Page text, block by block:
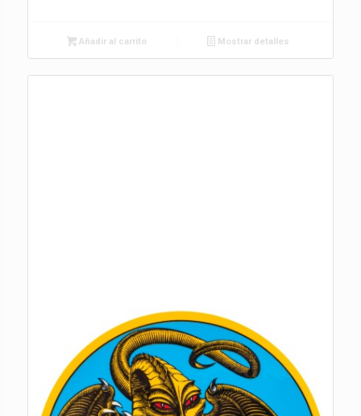
Añadir al carrito Mostrar detalles